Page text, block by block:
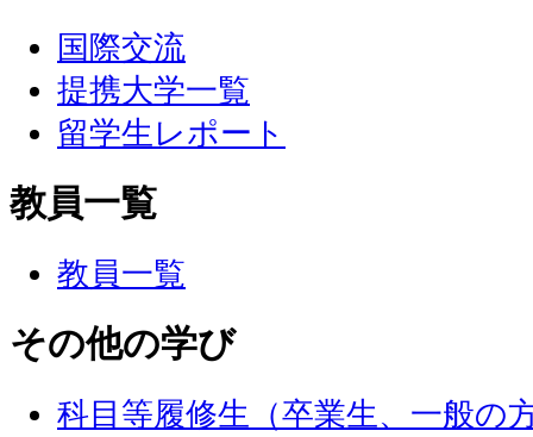
国際交流
提携大学一覧
留学生レポート
教員一覧
教員一覧
その他の学び
科目等履修生（卒業生、一般の